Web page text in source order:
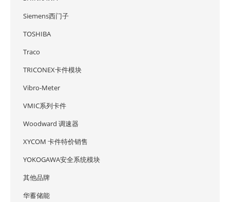
Siemens西门子
TOSHIBA
Traco
TRICONEX卡件模块
Vibro-Meter
VMIC系列卡件
Woodward 调速器
XYCOM 卡件特价销售
YOKOGAWA安全系统模块
其他品牌
华蓄储能